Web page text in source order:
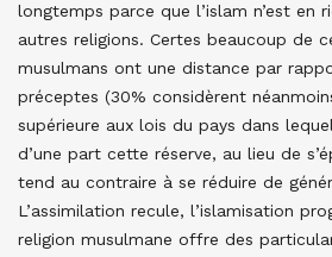
longtemps parce que l’islam n’est en
autres religions. Certes beaucoup de
musulmans ont une distance par
préceptes (30% considèrent
supérieure aux lois du pays dans
d’une part cette réserve, au lieu de
tend au contraire à se réduire de
L’assimilation recule, l’islamisation
religion musulmane offre des